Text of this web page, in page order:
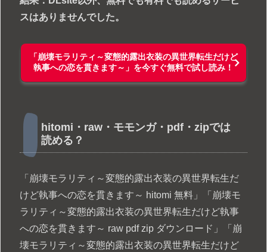
スはありませんでした。
「崩壊モラリティ～変態的露出衣装の異世界転生だけど
執事への恋を貫きます～」を今すぐ無料で試し読み！
hitomi・raw・モモンガ・pdf・zipでは
読める？
「崩壊モラリティ～変態的露出衣装の異世界転生だ
けど執事への恋を貫きます～ hitomi 無料」「崩壊モ
ラリティ～変態的露出衣装の異世界転生だけど執事
への恋を貫きます～ raw pdf zip ダウンロード」「崩
壊モラリティ～変態的露出衣装の異世界転生だけど